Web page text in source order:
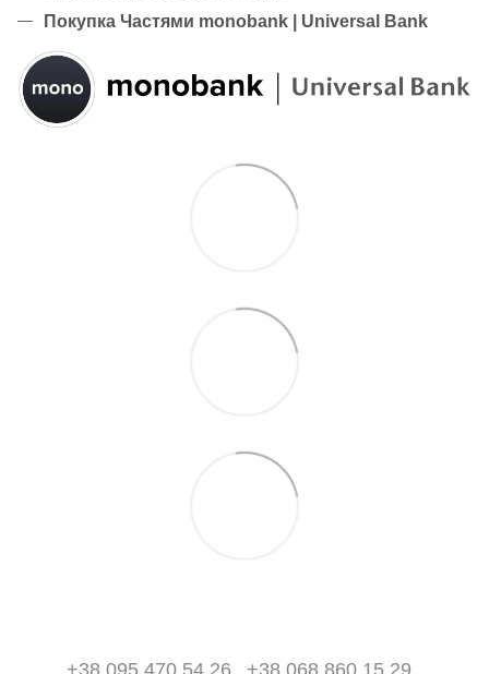
Покупка Частями monobank | Universal Bank